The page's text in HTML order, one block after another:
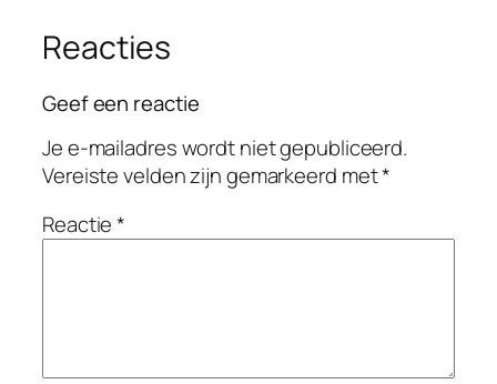
Reacties
Geef een reactie
Je e-mailadres wordt niet gepubliceerd.
Vereiste velden zijn gemarkeerd met*
Reactie*